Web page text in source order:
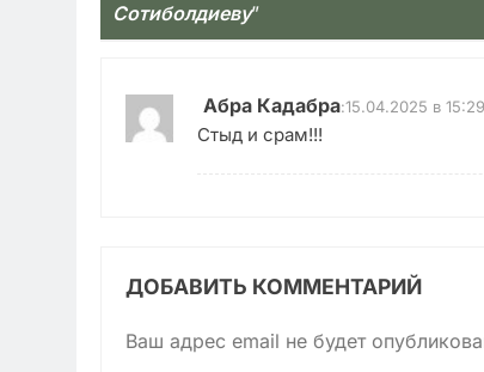
Сотиболдиеву”
Абра Кадабра:15.04.2025 в 15:29
Стыд и срам!!!
ДОБАВИТЬ КОММЕНТАРИЙ
Ваш адрес email не будет